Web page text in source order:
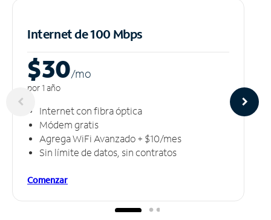
Internet de 100 Mbps
$30/mo
por 1 año
Internet con fibra óptica
Módem gratis
Agrega WiFi Avanzado + $10/mes
Sin límite de datos, sin contratos
Comenzar